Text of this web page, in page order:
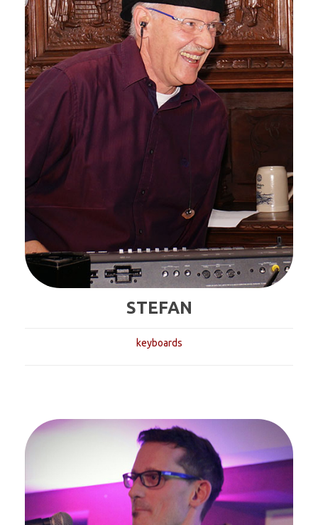
STEFAN
keyboards